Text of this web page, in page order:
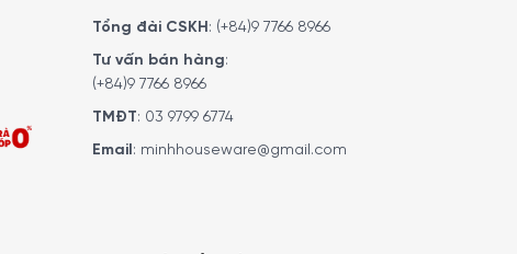
Tổng đài CSKH: (+84)9 7766 8966
Tư vấn bán hàng:
(+84)9 7766 8966
TMĐT: 03 9799 6774
Email: minhhouseware@gmail.com